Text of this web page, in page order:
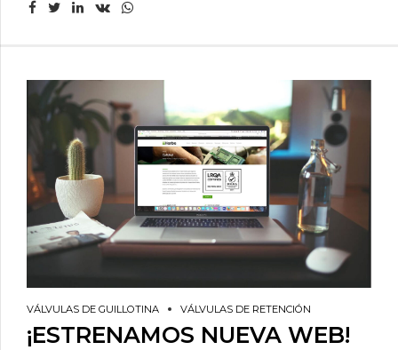
VÁLVULAS DE GUILLOTINA VÁLVULAS DE RETENCIÓN
¡ESTRENAMOS NUEVA WEB!